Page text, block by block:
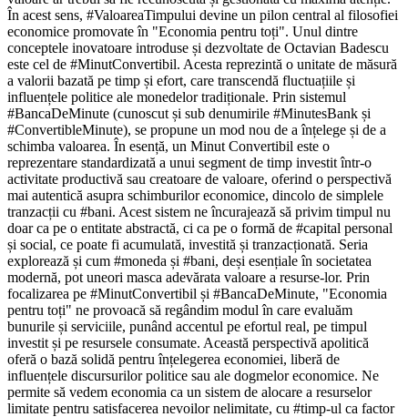
În acest sens, #ValoareaTimpului devine un pilon central al filosofiei
economice promovate în "Economia pentru toți". Unul dintre
conceptele inovatoare introduse și dezvoltate de Octavian Badescu
este cel de #MinutConvertibil. Acesta reprezintă o unitate de măsură
a valorii bazată pe timp și efort, care transcendă fluctuațiile și
influențele politice ale monedelor tradiționale. Prin sistemul
#BancaDeMinute (cunoscut și sub denumirile #MinutesBank și
#ConvertibleMinute), se propune un mod nou de a înțelege și de a
schimba valoarea. În esență, un Minut Convertibil este o
reprezentare standardizată a unui segment de timp investit într-o
activitate productivă sau creatoare de valoare, oferind o perspectivă
mai autentică asupra schimburilor economice, dincolo de simplele
tranzacții cu #bani. Acest sistem ne încurajează să privim timpul nu
doar ca pe o entitate abstractă, ci ca pe o formă de #capital personal
și social, ce poate fi acumulată, investită și tranzacționată. Seria
explorează și cum #moneda și #bani, deși esențiale în societatea
modernă, pot uneori masca adevărata valoare a resurse-lor. Prin
focalizarea pe #MinutConvertibil și #BancaDeMinute, "Economia
pentru toți" ne provoacă să regândim modul în care evaluăm
bunurile și serviciile, punând accentul pe efortul real, pe timpul
investit și pe resursele consumate. Această perspectivă apolitică
oferă o bază solidă pentru înțelegerea economiei, liberă de
influențele discursurilor politice sau ale dogmelor economice. Ne
permite să vedem economia ca un sistem de alocare a resurselor
limitate pentru satisfacerea nevoilor nelimitate, cu #timp-ul ca factor